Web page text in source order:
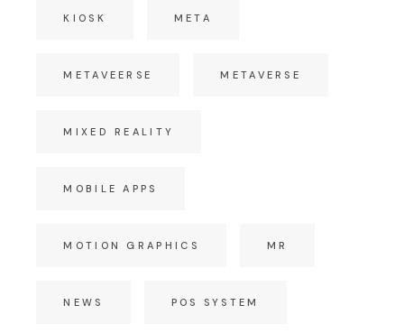
KIOSK META
METAVEERSE METAVERSE
MIXED REALITY
MOBILE APPS
MOTION GRAPHICS MR
NEWS POS SYSTEM